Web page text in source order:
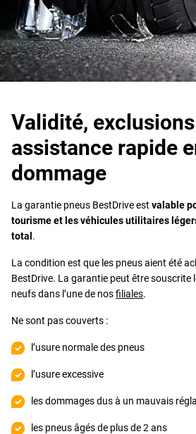
Validité,
assistance rapide
dommage
La garantie pneus BestDrive est valable
tourisme et les véhicules utilitaires
total .
La condition est que les pneus aient été
BestDrive. La garantie peut être souscrite
neufs dans l’une de nosfiliales.
Ne sont pas couverts :
l’usure normale des pneus
l’usure excessive
les dommages dus à un mauvais
les pneus âgés de plus de 2 ans